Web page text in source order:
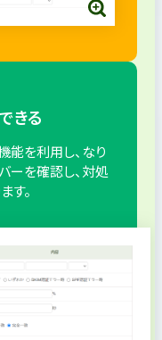
きる
能を利用し、なり
ーを確認し、対処
す。